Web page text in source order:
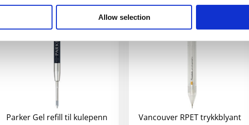
Allow selection
Parker Gel refill til kulepenn Vancouver RPET trykkblyant